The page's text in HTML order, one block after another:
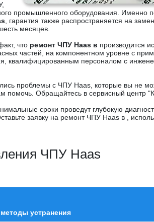
промышленного оборудования. Именно
, гарантия также распространяется на
месяцев.
что ремонт ЧПУ Haas в производится
частей, на компонентном уровне с
квалифицированным персоналом с
проблемы с ЧПУ Haas, которые вы не
помочь. Обращайтесь в сервисный центр
сроки проведут глубокую
заявку на ремонт ЧПУ Haas в ,
ЧПУ Haas
устранения